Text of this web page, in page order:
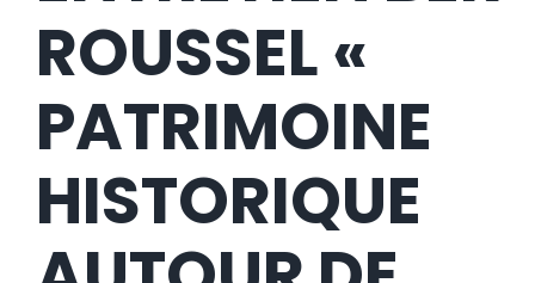
ROUSSEL «
PATRIMOINE
HISTORIQUE